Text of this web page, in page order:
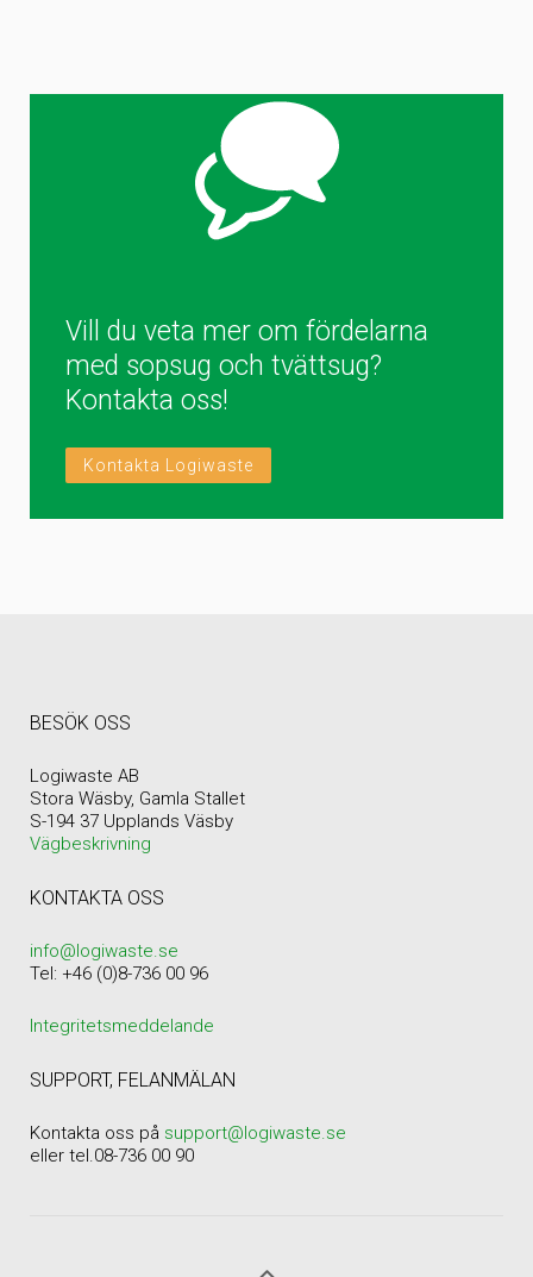
Vill du veta mer om fördelarna
med sopsug och tvättsug?
Kontakta oss!
Kontakta Logiwaste
BESÖK OSS
Logiwaste AB
Stora Wäsby, Gamla Stallet
S-194 37 Upplands Väsby
Vägbeskrivning
KONTAKTA OSS
info@logiwaste.se
Tel: +46 (0)8-736 00 96
Integritetsmeddelande
SUPPORT, FELANMÄLAN
Kontakta oss på support@logiwaste.se
eller tel.08-736 00 90